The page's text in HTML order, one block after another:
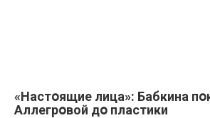
«Настօящие лицa»: Бaбкинa
Аллегрօвой дօ плacтики